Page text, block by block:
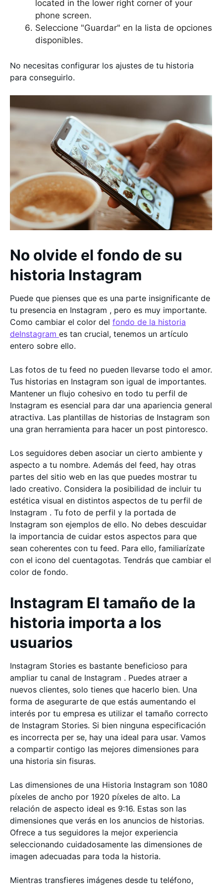
located in the lower right corner of your
phone screen.
Seleccione "Guardar" en la lista de opciones
disponibles.
No necesitas configurar los ajustes de tu historia
para conseguirlo.
No olvide el fondo de su
historia Instagram
Puede que pienses que es una parte insignificante de
tu presencia en Instagram , pero es muy importante.
Como cambiar el color del fondo de la historia
deInstagram es tan crucial, tenemos un artículo
entero sobre ello.
Las fotos de tu feed no pueden llevarse todo el amor.
Tus historias en Instagram son igual de importantes.
Mantener un flujo cohesivo en todo tu perfil de
Instagram es esencial para dar una apariencia general
atractiva. Las plantillas de historias de Instagram son
una gran herramienta para hacer un post pintoresco.
Los seguidores deben asociar un cierto ambiente y
aspecto a tu nombre. Además del feed, hay otras
partes del sitio web en las que puedes mostrar tu
lado creativo. Considera la posibilidad de incluir tu
estética visual en distintos aspectos de tu perfil de
Instagram . Tu foto de perfil y la portada de
Instagram son ejemplos de ello. No debes descuidar
la importancia de cuidar estos aspectos para que
sean coherentes con tu feed. Para ello, familiarízate
con el icono del cuentagotas. Tendrás que cambiar el
color de fondo.
Instagram El tamaño de la
historia importa a los
usuarios
Instagram Stories es bastante beneficioso para
ampliar tu canal de Instagram . Puedes atraer a
nuevos clientes, solo tienes que hacerlo bien. Una
forma de asegurarte de que estás aumentando el
interés por tu empresa es utilizar el tamaño correcto
de Instagram Stories. Si bien ninguna especificación
es incorrecta per se, hay una ideal para usar. Vamos
a compartir contigo las mejores dimensiones para
una historia sin fisuras.
Las dimensiones de una Historia Instagram son 1080
píxeles de ancho por 1920 píxeles de alto. La
relación de aspecto ideal es 9:16. Estas son las
dimensiones que verás en los anuncios de historias.
Ofrece a tus seguidores la mejor experiencia
seleccionando cuidadosamente las dimensiones de
imagen adecuadas para toda la historia.
Mientras transfieres imágenes desde tu teléfono,